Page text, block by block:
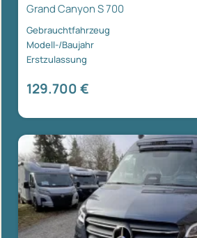
Grand Canyon S 700
Gebrauchtfahrzeug
Modell-/Baujahr
Erstzulassung
129.700 €